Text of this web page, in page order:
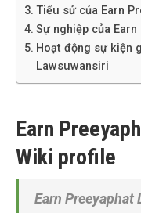
Tiểu sử của Earn
Sự nghiệp của
Hoạt động sự kiện
Lawsuwansiri
Earn
Wiki profile
Earn Preeyaphat